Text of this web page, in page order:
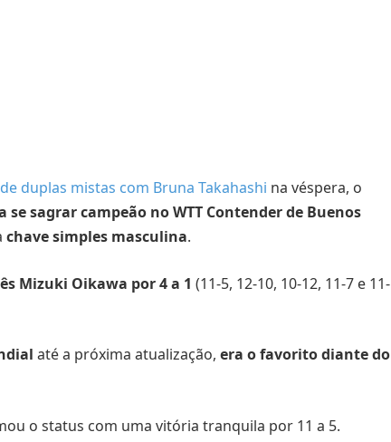
duplas mistas com Bruna Takahashi na véspera, o
sagrar campeão no WTT Contender de Buenos
chave simples masculina.
Mizuki Oikawa por 4 a 1 (11-5, 12-10, 10-12, 11-7 e 11-
até a próxima atualização, era o favorito diante do
o status com uma vitória tranquila por 11 a 5.